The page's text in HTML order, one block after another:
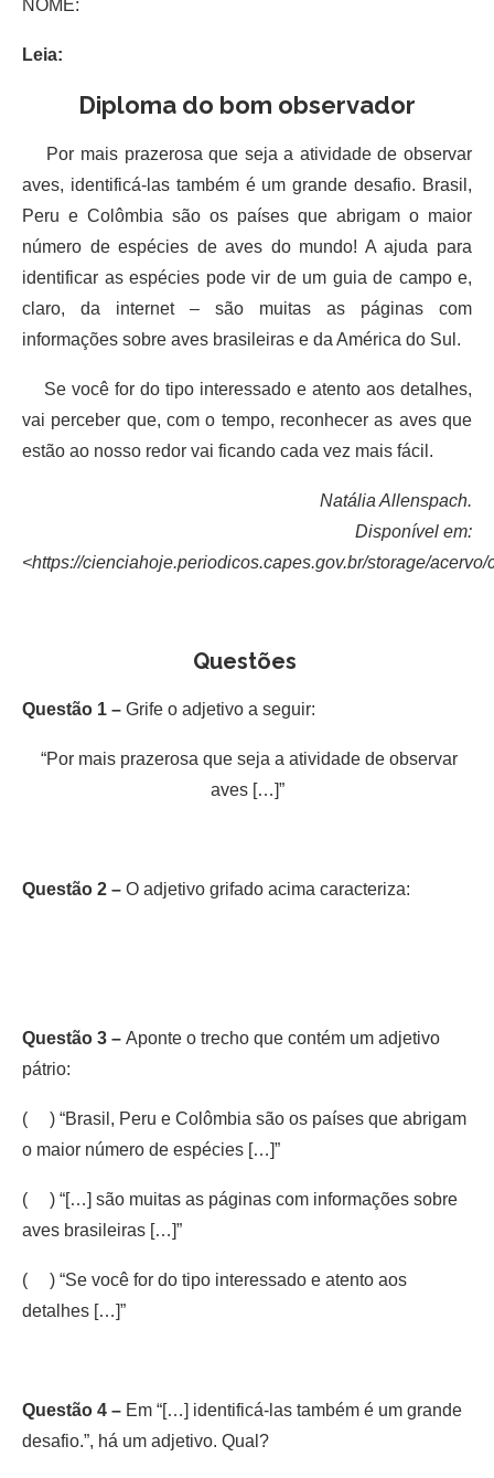
NOME:
Leia:
Diploma do bom observador
Por mais prazerosa que seja a atividade de observar
aves, identificá-las também é um grande desafio. Brasil,
Peru e Colômbia são os países que abrigam o maior
número de espécies de aves do mundo! A ajuda para
identificar as espécies pode vir de um guia de campo e,
claro, da internet – são muitas as páginas com
informações sobre aves brasileiras e da América do Sul.
Se você for do tipo interessado e atento aos detalhes,
vai perceber que, com o tempo, reconhecer as aves que
estão ao nosso redor vai ficando cada vez mais fácil.
Natália Allenspach.
Disponível em:
<https://cienciahoje.periodicos.capes.gov.br/storage/acervo/
Questões
Questão 1 – Grife o adjetivo a seguir:
“Por mais prazerosa que seja a atividade de observar
aves […]”
Questão 2 – O adjetivo grifado acima caracteriza:
Questão 3 – Aponte o trecho que contém um adjetivo
pátrio:
( ) “Brasil, Peru e Colômbia são os países que abrigam
o maior número de espécies […]”
( ) “[…] são muitas as páginas com informações sobre
aves brasileiras […]”
( ) “Se você for do tipo interessado e atento aos
detalhes […]”
Questão 4 – Em “[…] identificá-las também é um grande
desafio.”, há um adjetivo. Qual?